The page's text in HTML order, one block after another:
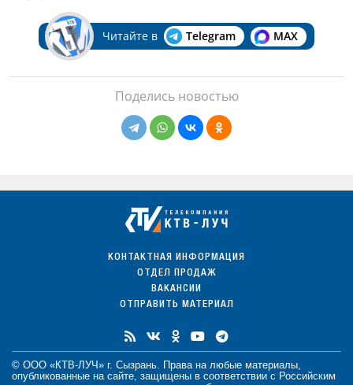
Читайте в Telegram MAX
Поделись новостью
КОНТАКТНАЯ ИНФОРМАЦИЯ
ОТДЕЛ ПРОДАЖ
ВАКАНСИИ
ОТПРАВИТЬ МАТЕРИАЛ
© ООО «КТВ-ЛУЧ» г. Сызрань. Права на любые материалы,
опубликованные на сайте, защищены в соответствии с Российским